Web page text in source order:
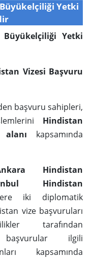
Yetki
Yetki
Vizesi Başvuru
başvuru sahipleri,
Hindistan
kapsamında
Hindistan
Hindistan
iki diplomatik
vize başvuruları
tarafından
ilgili
kapsamında